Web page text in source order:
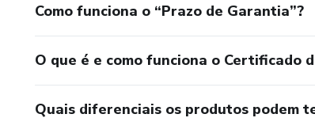
Como funciona o “Prazo de Garantia”?
O que é e como funciona o Certificado
Quais diferenciais os produtos podem